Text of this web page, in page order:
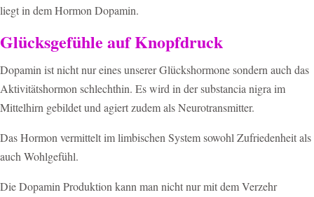
liegt in dem Hormon Dopamin.
Glücksgefühle auf Knopfdruck
Dopamin ist nicht nur eines unserer Glückshormone sondern auch das
Aktivitätshormon schlechthin. Es wird in der substancia nigra im
Mittelhirn gebildet und agiert zudem als Neurotransmitter.
Das Hormon vermittelt im limbischen System sowohl Zufriedenheit als
auch Wohlgefühl.
Die Dopamin Produktion kann man nicht nur mit dem Verzehr